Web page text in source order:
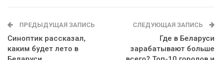
ПРЕДЫДУЩАЯ ЗАПИСЬ
Синоптик рассказал,
каким будет лето в
СЛЕДУЮЩАЯ ЗАПИСЬ
Где в Беларуси
зарабатывают больше